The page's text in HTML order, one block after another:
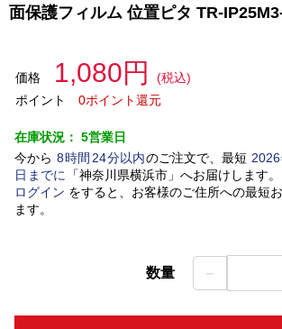
面保護フィルム 位置ピタ TR-
価格 1,080円
(税込)
ポイント
0ポイント還元
在庫状況： 5営業日
今から 8時間 24分以内のご注文で、最短 2026
日 までに 「神奈川県横浜市」 へお届けします。
ログイン をすると、お客様のご住所への最短
ます。
数量 －